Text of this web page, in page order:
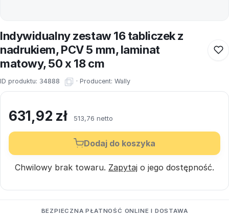
Indywidualny zestaw 16 tabliczek z
nadrukiem, PCV 5 mm, laminat
matowy, 50 x 18 cm
ID produktu: 34888 · Producent: Wally
631,92 zł 513,76 netto
Dodaj do koszyka
Chwilowy brak towaru. Zapytaj o jego dostępność.
BEZPIECZNA PŁATNOŚĆ ONLINE I DOSTAWA